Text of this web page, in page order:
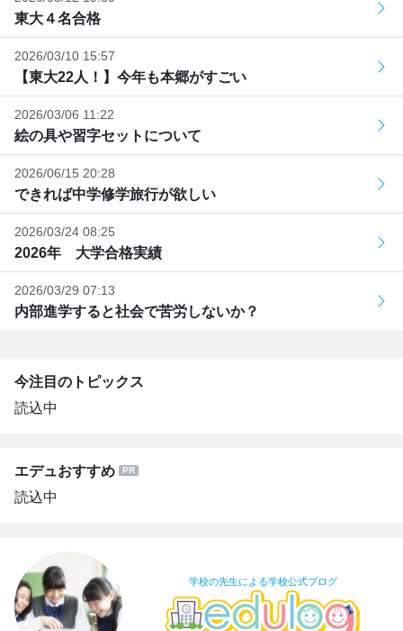
東大４名合格
2026/03/10 15:57
【東大22人！】今年も本郷がすごい
2026/03/06 11:22
絵の具や習字セットについて
2026/06/15 20:28
できれば中学修学旅行が欲しい
2026/03/24 08:25
2026年 大学合格実績
2026/03/29 07:13
内部進学すると社会で苦労しないか？
今注目のトピックス
読込中
エデュおすすめ
読込中
学校の先生による学校公式ブログ